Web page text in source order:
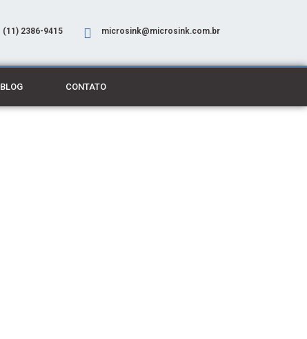
(11) 2386-9415 microsink@microsink.com.br
BLOG CONTATO